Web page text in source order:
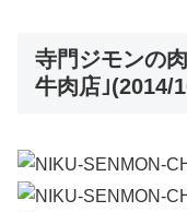
寺門ジモンの
牛肉店｣(2014/